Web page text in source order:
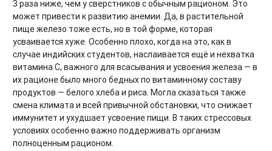
3 раза ниже, чем у сверстников с обычным рационом. Это
может привести к развитию анемии. Да, в растительной
пище железо тоже есть, но в той форме, которая
усваивается хуже. Особенно плохо, когда на это, как в
случае индийских студентов, наслаивается ещё и нехватка
витамина С, важного для всасывания и усвоения железа — в
их рационе было много бедных по витаминному составу
продуктов — белого хлеба и риса. Могла сказаться также
смена климата и всей привычной обстановки, что снижает
иммунитет и ухудшает усвоение пищи. В таких стрессовых
условиях особенно важно поддерживать организм
полноценным рационом.